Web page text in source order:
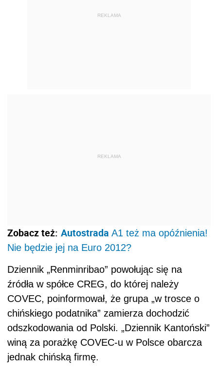
REKLAMA
REKLAMA
Zobacz też: Autostrada A1 też ma opóźnienia!
Nie będzie jej na Euro 2012?
Dziennik „Renminribao” powołując się na
źródła w spółce CREG, do której należy
COVEC, poinformował, że grupa „w trosce o
chińskiego podatnika” zamierza dochodzić
odszkodowania od Polski. „Dziennik Kantoński”
winą za porażkę COVEC-u w Polsce obarcza
jednak chińską firmę.